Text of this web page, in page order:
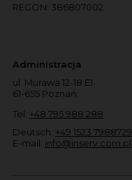
REGON: 386807002
Administracja
ul. Murawa 12-18 E1
61-655 Poznań
Tel: +48 795 988 288
Deutsch: +49 1523 7988729
E-mail: info@inserv.com.pl